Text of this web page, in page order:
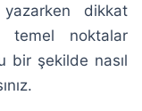
dikkat
temel noktalar
bir şekilde nasıl